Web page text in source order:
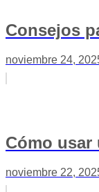
Consejos
noviembre 24,
Cómo
noviembre 22,